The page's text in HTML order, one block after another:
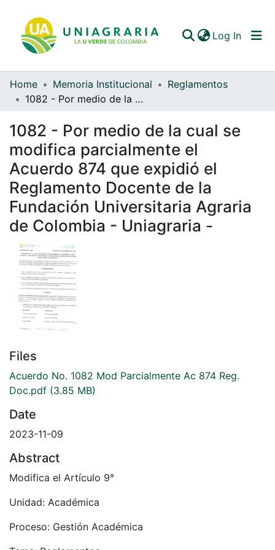
Log In
Communities & Collections
Statistics
Home Memoria Institucional
Reglamentos
1082 - Por medio de la cual se modifica parcialmente el Acuerdo 874 que expidió el Reglamento Docente de la Fundación Universitaria Agraria de Colombia - Uniagraria -
1082 - Por medio de la cual se
modifica parcialmente el
Acuerdo 874 que expidió el
Reglamento Docente de la
Fundación Universitaria Agraria
de Colombia - Uniagraria -
Files
Acuerdo No. 1082 Mod Parcialmente Ac 874 Reg.
Doc.pdf (3.85 MB)
Date
2023-11-09
Abstract
Modifica el Artículo 9°
Unidad: Académica
Proceso: Gestión Académica